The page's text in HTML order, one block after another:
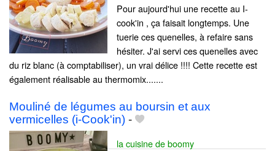
Pour aujourd'hui une recette au I-
cook'in , ça faisait longtemps. Une
tuerie ces quenelles, à refaire sans
hésiter. J'ai servi ces quenelles avec
du riz blanc (à comptabiliser), un vrai délice !!!! Cette recette est
également réalisable au thermomix.......
Mouliné de légumes au boursin et aux
vermicelles (i-Cook'in) -
la cuisine de boomy